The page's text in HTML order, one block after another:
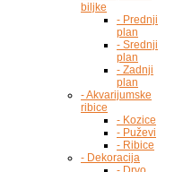
biljke
- Prednji
plan
- Srednji
plan
- Zadnji
plan
- Akvarijumske
ribice
- Kozice
- Puževi
- Ribice
- Dekoracija